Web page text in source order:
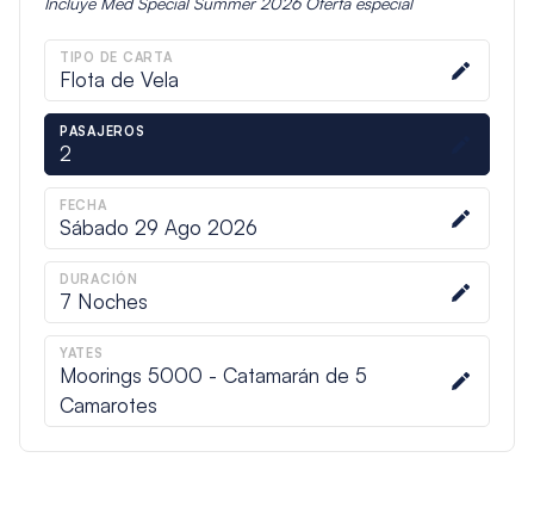
TIPO DE CARTA
Flota de Vela
PASAJEROS
2
FECHA
Sábado 29 Ago 2026
DURACIÓN
7 Noches
YATES
Moorings 5000 - Catamarán de 5
Camarotes